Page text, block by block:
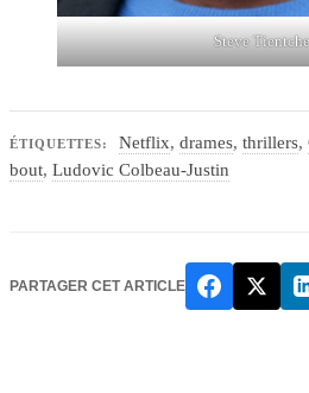
Steve
ÉTIQUETTES: Netflix, drames, thrillers,
bout, Ludovic Colbeau-Justin
PARTAGER CET ARTICLE